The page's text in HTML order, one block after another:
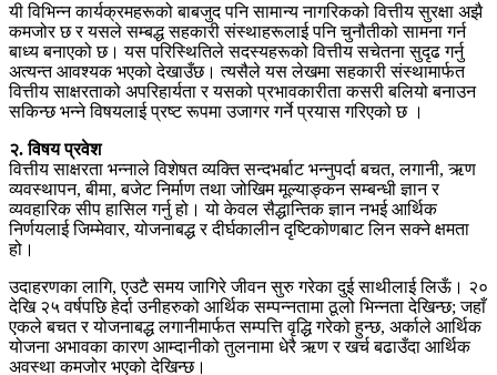
यी विभिन्न कार्यक्रमहरूको बाबजुद पनि सामान्य नागरिकको वित्तीय सुरक्षा अझै
कमजोर छ र यसले सम्बद्ध सहकारी संस्थाहरूलाई पनि चुनौतीको सामना गर्न
बाध्य बनाएको छ। यस परिस्थितिले सदस्यहरूको वित्तीय सचेतना सुदृढ गर्नु
अत्यन्त आवश्यक भएको देखाउँछ। त्यसैले यस लेखमा सहकारी संस्थामार्फत
वित्तीय साक्षरताको अपरिहार्यता र यसको प्रभावकारीता कसरी बलियो बनाउन
सकिन्छ भन्ने विषयलाई प्रष्ट रूपमा उजागर गर्ने प्रयास गरिएको छ ।
२. विषय प्रवेश
वित्तीय साक्षरता भन्नाले विशेषत व्यक्ति सन्दभर्बाट भन्नुपर्दा बचत, लगानी, ऋण
व्यवस्थापन, बीमा, बजेट निर्माण तथा जोखिम मूल्याङ्कन सम्बन्धी ज्ञान र
व्यवहारिक सीप हासिल गर्नु हो। यो केवल सैद्धान्तिक ज्ञान नभई आर्थिक
निर्णयलाई जिम्मेवार, योजनाबद्ध र दीर्घकालीन दृष्टिकोणबाट लिन सक्ने क्षमता
हो।
उदाहरणका लागि, एउटै समय जागिरे जीवन सुरु गरेका दुई साथीलाई लिऊँ। २०
देखि २५ वर्षपछि हेर्दा उनीहरुको आर्थिक सम्पन्नतामा ठूलो भिन्नता देखिन्छ; जहाँ
एकले बचत र योजनाबद्ध लगानीमार्फत सम्पत्ति वृद्धि गरेको हुन्छ, अर्काले आर्थिक
योजना अभावका कारण आम्दानीको तुलनामा धेरै ऋण र खर्च बढाउँदा आर्थिक
अवस्था कमजोर भएको देखिन्छ।